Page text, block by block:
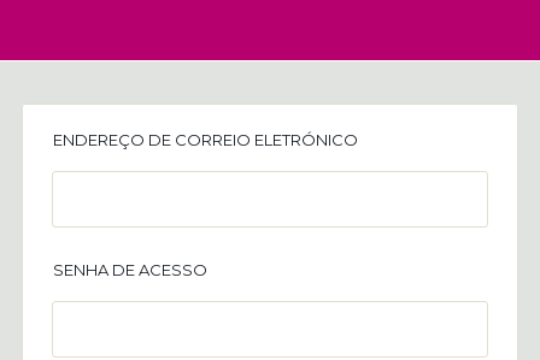
ENDEREÇO DE CORREIO ELETRÓNICO
SENHA DE ACESSO